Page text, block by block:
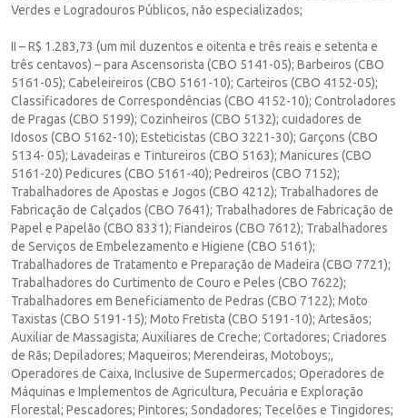
Verdes e Logradouros Públicos, não especializados;
II – R$ 1.283,73 (um mil duzentos e oitenta e três reais e setenta e
três centavos) – para Ascensorista (CBO 5141-05); Barbeiros (CBO
5161-05); Cabeleireiros (CBO 5161-10); Carteiros (CBO 4152-05);
Classificadores de Correspondências (CBO 4152-10); Controladores
de Pragas (CBO 5199); Cozinheiros (CBO 5132); cuidadores de
Idosos (CBO 5162-10); Esteticistas (CBO 3221-30); Garçons (CBO
5134- 05); Lavadeiras e Tintureiros (CBO 5163); Manicures (CBO
5161-20) Pedicures (CBO 5161-40); Pedreiros (CBO 7152);
Trabalhadores de Apostas e Jogos (CBO 4212); Trabalhadores de
Fabricação de Calçados (CBO 7641); Trabalhadores de Fabricação de
Papel e Papelão (CBO 8331); Fiandeiros (CBO 7612); Trabalhadores
de Serviços de Embelezamento e Higiene (CBO 5161);
Trabalhadores de Tratamento e Preparação de Madeira (CBO 7721);
Trabalhadores do Curtimento de Couro e Peles (CBO 7622);
Trabalhadores em Beneficiamento de Pedras (CBO 7122); Moto
Taxistas (CBO 5191-15); Moto Fretista (CBO 5191-10); Artesãos;
Auxiliar de Massagista; Auxiliares de Creche; Cortadores; Criadores
de Rãs; Depiladores; Maqueiros; Merendeiras, Motoboys;,
Operadores de Caixa, Inclusive de Supermercados; Operadores de
Máquinas e Implementos de Agricultura, Pecuária e Exploração
Florestal; Pescadores; Pintores; Sondadores; Tecelões e Tingidores;